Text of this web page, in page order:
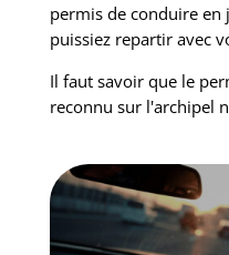
permis de conduire
puissiez repartir avec
Il faut savoir que le
reconnu sur l'archipel